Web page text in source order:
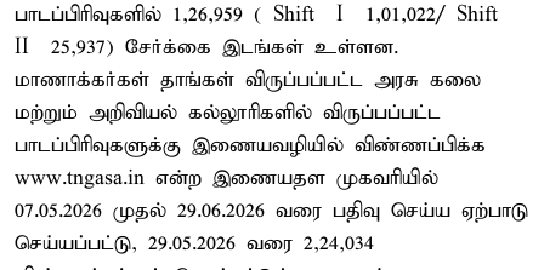
பாடப்பிரிவுகளில் 1,26,959 ( Shift – I – 1,01,022/ Shift –
II – 25,937) சேர்க்கை இடங்கள் உள்ளன.
மாணாக்கர்கள் தாங்கள் விருப்பப்பட்ட அரசு கலை
மற்றும் அறிவியல் கல்லூரிகளில் விருப்பப்பட்ட
பாடப்பிரிவுகளுக்கு இணையவழியில் விண்ணப்பிக்க
www.tngasa.in என்ற இணையதள முகவரியில்
07.05.2026 முதல் 29.06.2026 வரை பதிவு செய்ய ஏற்பாடு
செய்யப்பட்டு, 29.05.2026 வரை 2,24,034